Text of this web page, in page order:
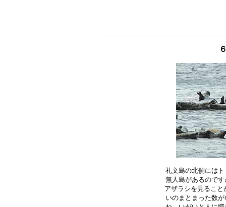
礼文島の北側には
無人島があるので
アザラシを見るこ
いのまとまった数